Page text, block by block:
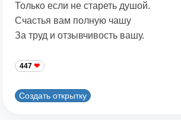
Только если не стареть душой.
Счастья вам полную чашу
За труд и отзывчивость вашу.
447
Создать открытку